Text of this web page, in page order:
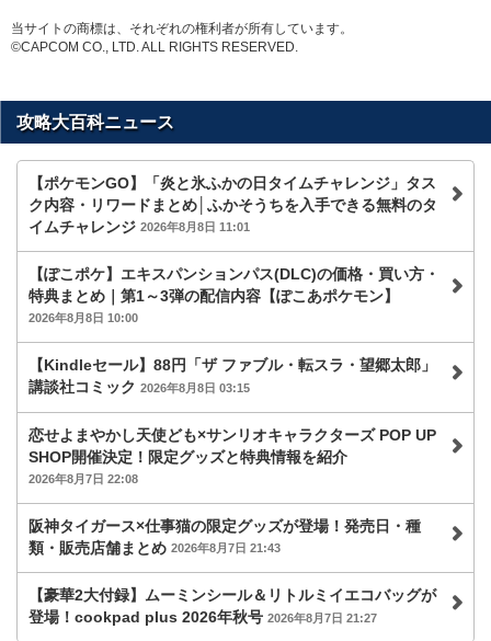
当サイトの商標は、それぞれの権利者が所有しています。
©CAPCOM CO., LTD. ALL RIGHTS RESERVED.
攻略大百科ニュース
【ポケモンGO】「炎と氷ふかの日タイムチャレンジ」タス
ク内容・リワードまとめ│ふかそうちを入手できる無料のタ
イムチャレンジ 2026年8月8日 11:01
【ぽこポケ】エキスパンションパス(DLC)の価格・買い方・
特典まとめ｜第1～3弾の配信内容【ぽこあポケモン】
2026年8月8日 10:00
【Kindleセール】88円「ザ ファブル・転スラ・望郷太郎」
講談社コミック 2026年8月8日 03:15
恋せよまやかし天使ども×サンリオキャラクターズ POP UP
SHOP開催決定！限定グッズと特典情報を紹介
2026年8月7日 22:08
阪神タイガース×仕事猫の限定グッズが登場！発売日・種
類・販売店舗まとめ 2026年8月7日 21:43
【豪華2大付録】ムーミンシール＆リトルミイエコバッグが
登場！cookpad plus 2026年秋号 2026年8月7日 21:27